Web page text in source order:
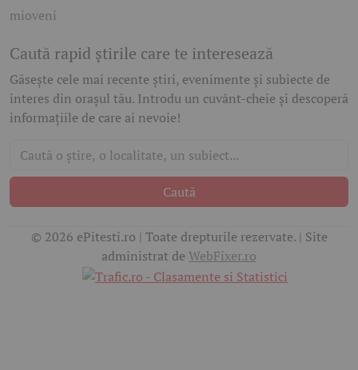
mioveni
Caută rapid știrile care te interesează
Găsește cele mai recente știri, evenimente și subiecte de
interes din orașul tău. Introdu un cuvânt-cheie și descoperă
informațiile de care ai nevoie!
Caută
© 2026 ePitesti.ro | Toate drepturile rezervate. | Site
administrat de WebFixer.ro